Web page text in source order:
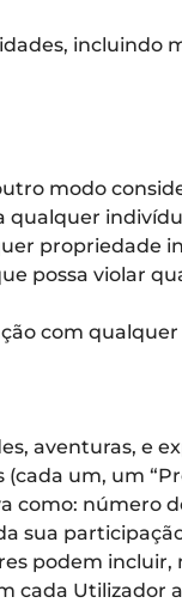
modo
qualquer
propriedade
possa violar
com
aventuras, e
um, um
número
sua
podem
Utilizador